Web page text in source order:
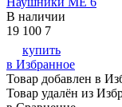
В наличии
19 100 7
купить
в Избранное
Товар добавлен в
Товар удалён из